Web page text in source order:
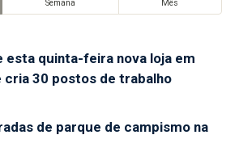
Semana Mês
esta quinta-feira nova loja em
cria 30 postos de trabalho
de parque de campismo na